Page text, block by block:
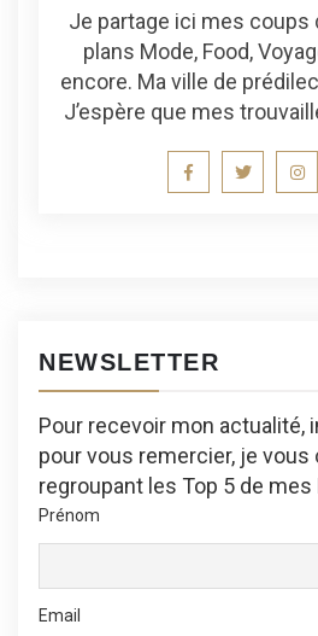
Je partage ici mes
plans Mode, Food,
encore. Ma ville de
J’espère que mes
NEWSLETTER
Pour recevoir mon actualité,
pour vous remercier, je vous
regroupant les Top 5 de mes
Prénom
Email